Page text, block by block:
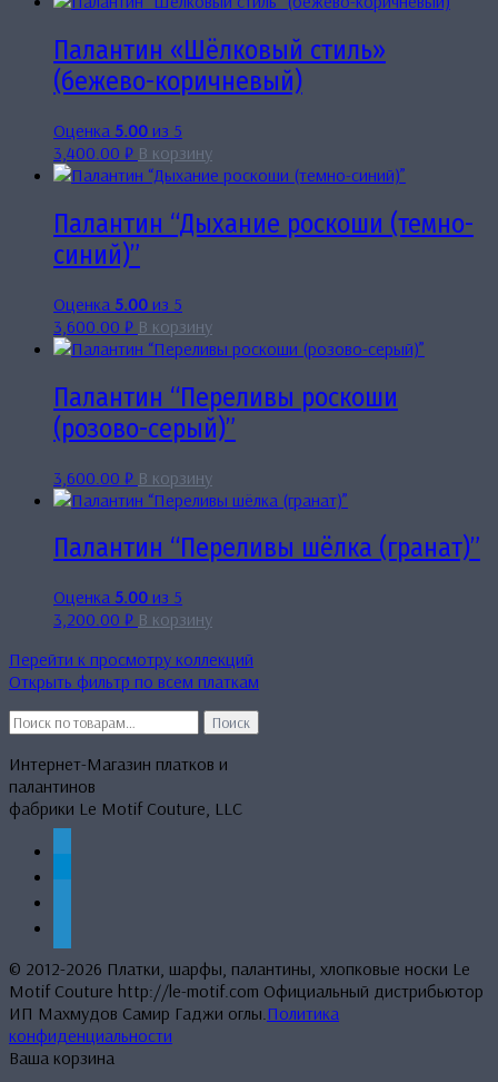
Палантин «Шёлковый стиль»
(бежево-коричневый)
Оценка 5.00 из 5
3,400.00 ₽ В корзину
Палантин “Дыхание роскоши (темно-
синий)”
Оценка 5.00 из 5
3,600.00 ₽ В корзину
Палантин “Переливы роскоши
(розово-серый)”
3,600.00 ₽ В корзину
Палантин “Переливы шёлка (гранат)”
Оценка 5.00 из 5
3,200.00 ₽ В корзину
Перейти к просмотру коллекций
Открыть фильтр по всем платкам
Искать:
Поиск
Интернет-Магазин платков и
палантинов
фабрики Le Motif Couture, LLC
© 2012-2026 Платки, шарфы, палантины, хлопковые носки Le
Motif Couture http://le-motif.com Официальный дистрибьютор
ИП Махмудов Самир Гаджи оглы.Политика
конфиденциальности
Ваша корзина